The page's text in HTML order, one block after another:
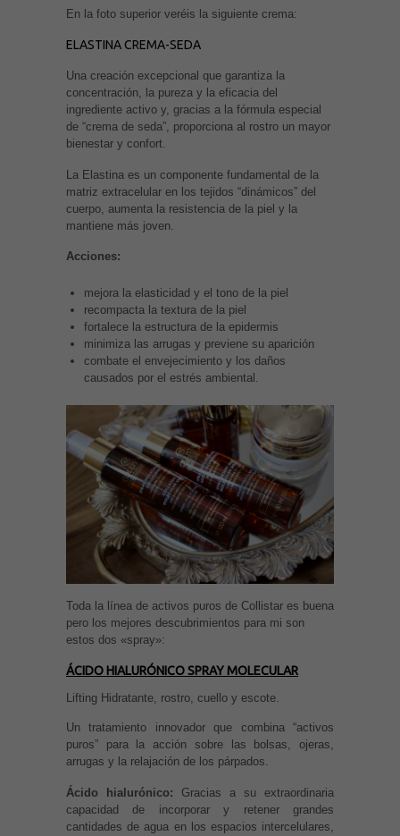
En la foto superior veréis la siguiente crema:
ELASTINA CREMA-SEDA
Una creación excepcional que garantiza la
concentración, la pureza y la eficacia del
ingrediente activo y, gracias a la fórmula especial
de “crema de seda”, proporciona al rostro un mayor
bienestar y confort.
La Elastina es un componente fundamental de la
matriz extracelular en los tejidos “dinámicos” del
cuerpo, aumenta la resistencia de la piel y la
mantiene más joven.
Acciones:
mejora la elasticidad y el tono de la piel
recompacta la textura de la piel
fortalece la estructura de la epidermis
minimiza las arrugas y previene su aparición
combate el envejecimiento y los daños
causados ​​por el estrés ambiental.
Toda la línea de activos puros de Collistar es buena
pero los mejores descubrimientos para mi son
estos dos «spray»:
ÁCIDO HIALURÓNICO SPRAY MOLECULAR
Lifting Hidratante, rostro, cuello y escote.
Un tratamiento innovador que combina “activos
puros” para la acción sobre las bolsas, ojeras,
arrugas y la relajación de los párpados.
Ácido hialurónico: Gracias a su extraordinaria
capacidad de incorporar y retener grandes
cantidades de agua en los espacios intercelulares,